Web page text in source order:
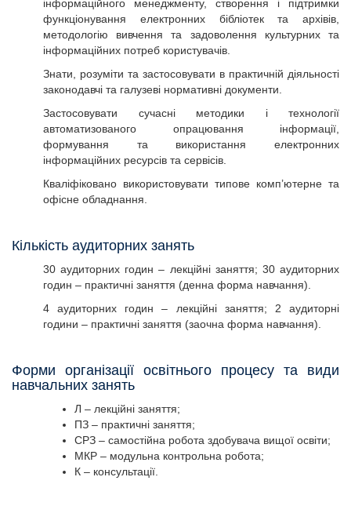
інформаційного менеджменту, створення і підтримки
функціонування електронних бібліотек та архівів,
методологію вивчення та задоволення культурних та
інформаційних потреб користувачів.
Знати, розуміти та застосовувати в практичній діяльності
законодавчі та галузеві нормативні документи.
Застосовувати сучасні методики і технології
автоматизованого опрацювання інформації,
формування та використання електронних
інформаційних ресурсів та сервісів.
Кваліфіковано використовувати типове комп’ютерне та
офісне обладнання.
Кількість аудиторних занять
30 аудиторних годин – лекційні заняття; 30 аудиторних
годин – практичні заняття (денна форма навчання).
4 аудиторних годин – лекційні заняття; 2 аудиторні
години – практичні заняття (заочна форма навчання).
Форми організації освітнього процесу та види
навчальних занять
Л – лекційні заняття;
ПЗ – практичні заняття;
СРЗ – самостійна робота здобувача вищої освіти;
МКР – модульна контрольна робота;
К – консультації.